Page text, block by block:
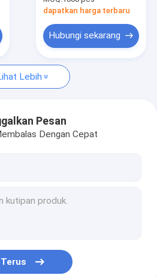
khusus
Logam Otomatis
Draw
dapatkan harga terbaru
Hubungi sekarang
Lebih
Pesan
Dengan Cepat
Terus